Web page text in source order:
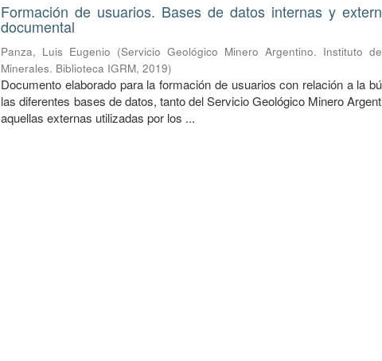
Formación de usuarios. Bases de datos internas y
documental
Panza, Luis Eugenio (Servicio Geológico Minero Argentino. Instituto
Minerales. Biblioteca IGRM,2019)
Documento elaborado para la formación de usuarios con relación a la
las diferentes bases de datos, tanto del Servicio Geológico Minero
aquellas externas utilizadas por los ...